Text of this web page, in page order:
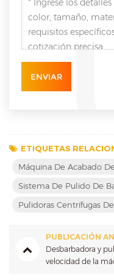
ETIQUETAS
Máquina De Acabado
Sistema De Pulido De
Pulidoras Centrífugas
PUBLICACIÓN
Desbarbadora y
velocidad de la